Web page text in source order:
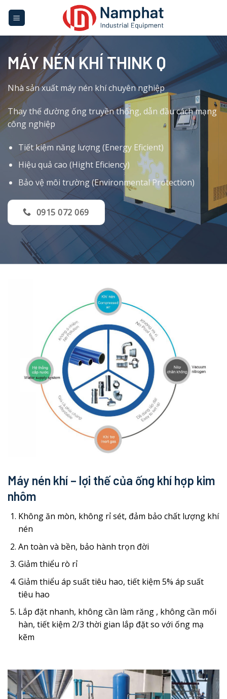
MÁY NÉN KHÍ THINK Q
Nhà sản xuất máy nén khí chuyên nghiệp
Thay thế đường ống truyền thống, dẫn đầu cách mạng
công nghiệp
Tiết kiệm năng lượng (Energy Eficient)
Hiệu quả cao (Hight Eficiency)
Bảo vệ môi trường (Environmental Protection)
0915 072 069
Máy nén khí – lợi thế của ống khí hợp kim
nhôm
Không ăn mòn, không rỉ sét, đảm bảo chất lượng khí
nén
An toàn và bền, bảo hành trọn đời
Giảm thiểu rò rỉ
Giảm thiểu áp suất tiêu hao, tiết kiệm 5% áp suất
tiêu hao
Lắp đặt nhanh, không cần làm răng , không cần mối
hàn, tiết kiệm 2/3 thời gian lắp đặt so với ống mạ
kẽm